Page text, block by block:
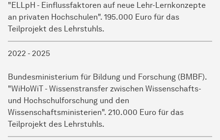
"ELLpH - Einflussfaktoren auf neue Lehr-Lernkonzepte
an privaten Hochschulen". 195.000 Euro für das
Teilprojekt des Lehrstuhls.
2022 - 2025
Bundesministerium für Bildung und Forschung (BMBF).
"WiHoWiT - Wissenstransfer zwischen Wissenschafts-
und Hoch­schul­forschung und den
Wissenschaftsministerien". 210.000 Euro für das
Teilprojekt des Lehrstuhls.